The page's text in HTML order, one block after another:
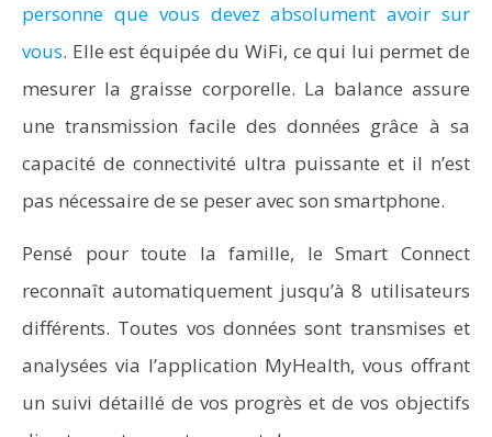
personne que vous devez absolument avoir sur
vous. Elle est équipée du WiFi, ce qui lui permet de
mesurer la graisse corporelle. La balance assure
une transmission facile des données grâce à sa
capacité de connectivité ultra puissante et il n’est
pas nécessaire de se peser avec son smartphone.
Pensé pour toute la famille, le Smart Connect
reconnaît automatiquement jusqu’à 8 utilisateurs
différents. Toutes vos données sont transmises et
analysées via l’application MyHealth, vous offrant
un suivi détaillé de vos progrès et de vos objectifs